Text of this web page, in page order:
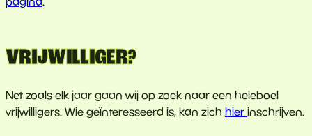
VRIJWILLIGER?
Net zoals elk jaar gaan wij op zoek naar een heleboel
vrijwilligers. Wie geïnteresseerd is, kan zich hier inschrijven.